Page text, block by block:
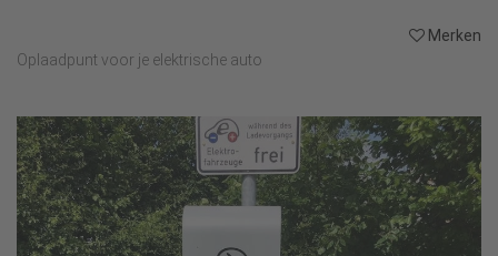
Merken
Oplaadpunt voor je elektrische auto